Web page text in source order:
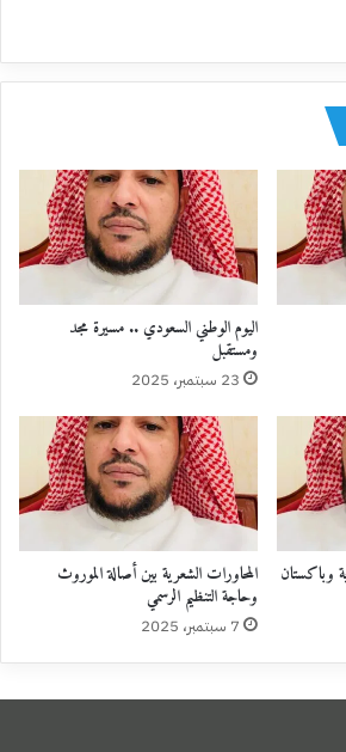
اليوم الوطني السعودي .. مسيرة مجد
ومستقبل
23 سبتمبر، 2025
وباكستان المحاورات الشعرية بين أصالة الموروث
وحاجة التنظيم الرسمي
7 سبتمبر، 2025